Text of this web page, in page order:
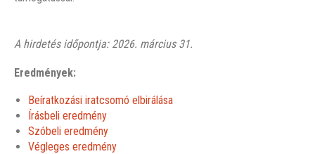
A hirdetés időpontja: 2026. március 31.
Eredmények:
Beíratkozási iratcsomó elbirálása
Írásbeli eredmény
Szóbeli eredmény
Végleges eredmény